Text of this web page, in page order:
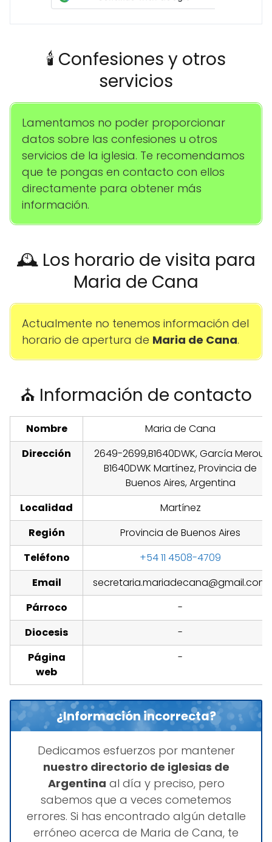
🕯️ Confesiones y otros
servicios
Lamentamos no poder proporcionar
datos sobre las confesiones u otros
servicios de la iglesia. Te recomendamos
que te pongas en contacto con ellos
directamente para obtener más
información.
🕰️ Los horario de visita para
Maria de Cana
Actualmente no tenemos información del
horario de apertura de Maria de Cana.
⛪ Información de contacto
Nombre
Maria de Cana
Dirección
2649-2699,B1640DWK, García Merou,
B1640DWK Martínez, Provincia de
Buenos Aires, Argentina
Localidad
Martínez
Región
Provincia de Buenos Aires
Teléfono
+54 11 4508-4709
Email
secretaria.mariadecana@gmail.com
Párroco
-
Diocesis
-
Página
web
-
¿Información incorrecta?
Dedicamos esfuerzos por mantener
nuestro directorio de iglesias de
Argentina al día y preciso, pero
sabemos que a veces cometemos
errores. Si has encontrado algún detalle
erróneo acerca de Maria de Cana, te